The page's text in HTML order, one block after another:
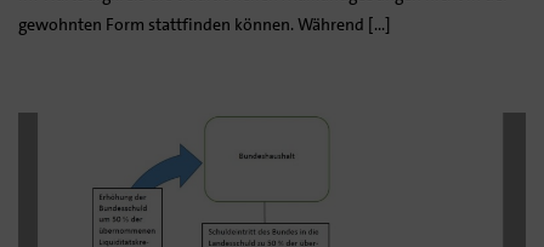
gewohnten Form stattfinden können. Während […]